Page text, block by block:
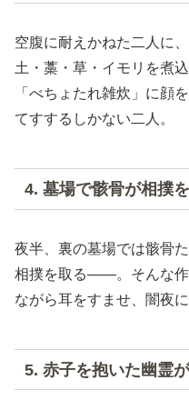
空腹に耐えかねた二人に
土・藁・草・イモリを煮
「べちょたれ雑炊」に顔
てすするしかない二人。
4. 墓場で骸骨が相撲
夜半、裏の墓場では骸骨
相撲を取る――。そんな作
ながら耳をすませ、闇夜に
5. 赤子を抱いた幽霊